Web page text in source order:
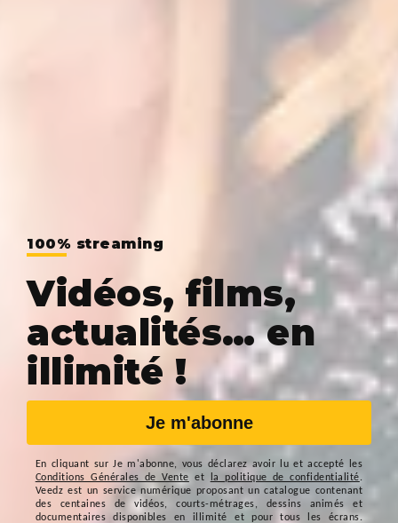
100% streaming
Vidéos, films,
actualités… en
illimité !
Je m'abonne
En cliquant surJe m'abonne, vous déclarez avoir lu et accepté les
Conditions Générales de Vente et la politique de confidentialité.
Veedz est un service numérique proposant un catalogue contenant
des centaines de vidéos, courts-métrages, dessins animés et
documentaires disponibles en illimité et pour tous les écrans.